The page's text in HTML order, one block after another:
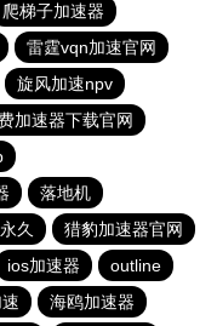
爬梯子加速器
雷霆vqn加速官网
旋风加速npv
加速器下载官网
落地机
久
猎豹加速器官网
ios加速器
outline
海鸥加速器